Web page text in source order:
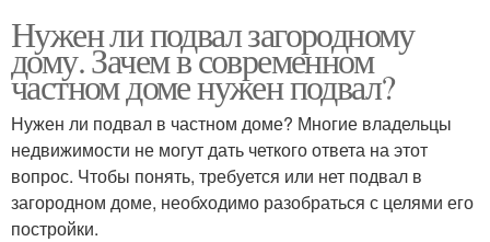
Нужен ли подвал загородному
дому. Зачем в современном
частном доме нужен подвал?
Нужен ли подвал в частном доме? Многие владельцы
недвижимости не могут дать четкого ответа на этот
вопрос. Чтобы понять, требуется или нет подвал в
загородном доме, необходимо разобраться с целями его
постройки.